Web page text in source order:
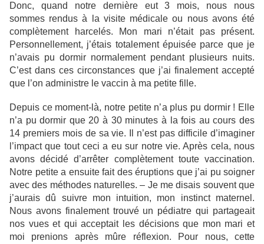
Donc, quand notre dernière eut 3 mois, nous nous
sommes rendus à la visite médicale ou nous avons été
complètement harcelés. Mon mari n’était pas présent.
Personnellement, j’étais totalement épuisée parce que je
n’avais pu dormir normalement pendant plusieurs nuits.
C’est dans ces circonstances que j’ai finalement accepté
que l’on administre le vaccin à ma petite fille.
Depuis ce moment-là, notre petite n’a plus pu dormir ! Elle
n’a pu dormir que 20 à 30 minutes à la fois au cours des
14 premiers mois de sa vie. Il n’est pas difficile d’imaginer
l’impact que tout ceci a eu sur notre vie. Après cela, nous
avons décidé d’arrêter complètement toute vaccination.
Notre petite a ensuite fait des éruptions que j’ai pu soigner
avec des méthodes naturelles. – Je me disais souvent que
j’aurais dû suivre mon intuition, mon instinct maternel.
Nous avons finalement trouvé un pédiatre qui partageait
nos vues et qui acceptait les décisions que mon mari et
moi prenions après mûre réflexion. Pour nous, cette